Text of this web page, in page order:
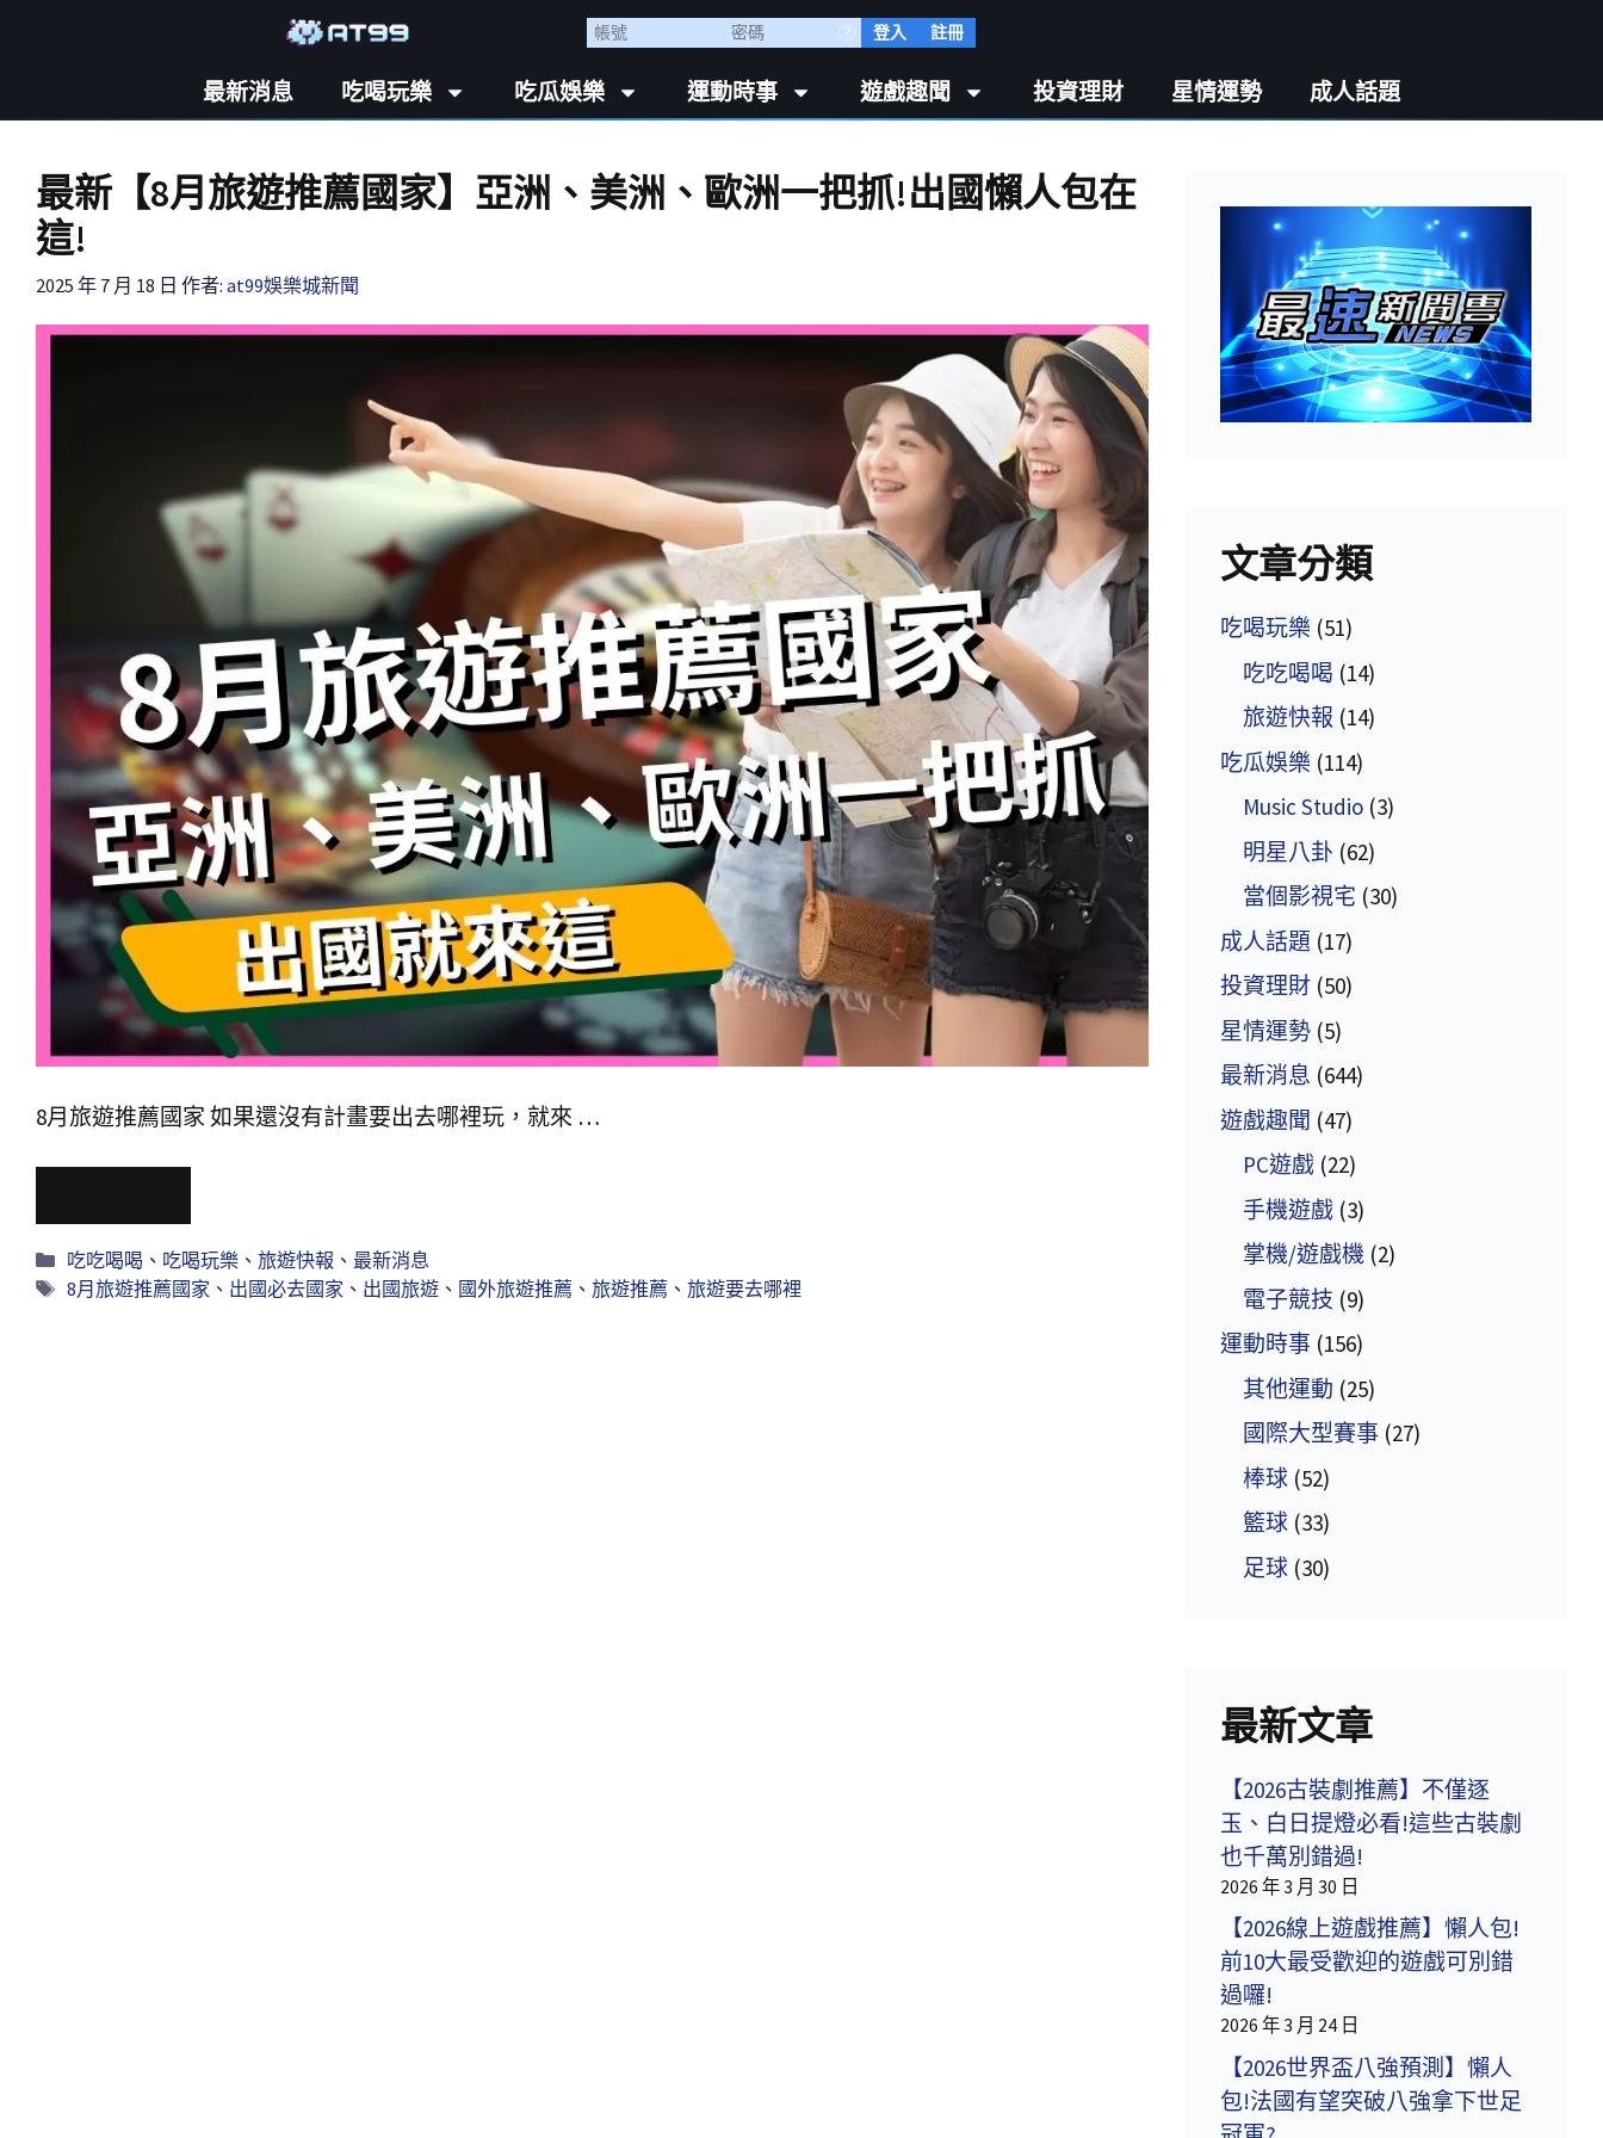
登入 註冊
最新消息 吃喝玩樂 吃瓜娛樂 運動時事 遊戲趣聞 投資理財 星情運勢 成人話題
最新【8月旅遊推薦國家】亞洲、美洲、歐洲一把抓!出國懶人包在
這!
2025 年 7 月 18 日 作者: at99娛樂城新聞
8月旅遊推薦國家 如果還沒有計畫要出去哪裡玩，就來 …
吃吃喝喝 、 吃喝玩樂、 旅遊快報 、 最新消息
8月旅遊推薦國家 、 出國必去國家 、 出國旅遊、 國外旅遊推薦、 旅遊推薦、 旅遊要去哪裡
文章分類
吃喝玩樂 (51)
吃吃喝喝 (14)
旅遊快報 (14)
吃瓜娛樂 (114)
Music Studio (3)
明星八卦 (62)
當個影視宅 (30)
成人話題 (17)
投資理財 (50)
星情運勢 (5)
最新消息 (644)
遊戲趣聞 (47)
PC遊戲 (22)
手機遊戲 (3)
掌機/遊戲機 (2)
電子競技 (9)
運動時事 (156)
其他運動 (25)
國際大型賽事 (27)
棒球 (52)
籃球 (33)
足球 (30)
最新文章
【2026古裝劇推薦】不僅逐
玉、白日提燈必看!這些古裝劇
也千萬別錯過!
2026 年 3 月 30 日
【2026線上遊戲推薦】懶人包!
前10大最受歡迎的遊戲可別錯
過囉!
2026 年 3 月 24 日
【2026世界盃八強預測】懶人
包!法國有望突破八強拿下世足